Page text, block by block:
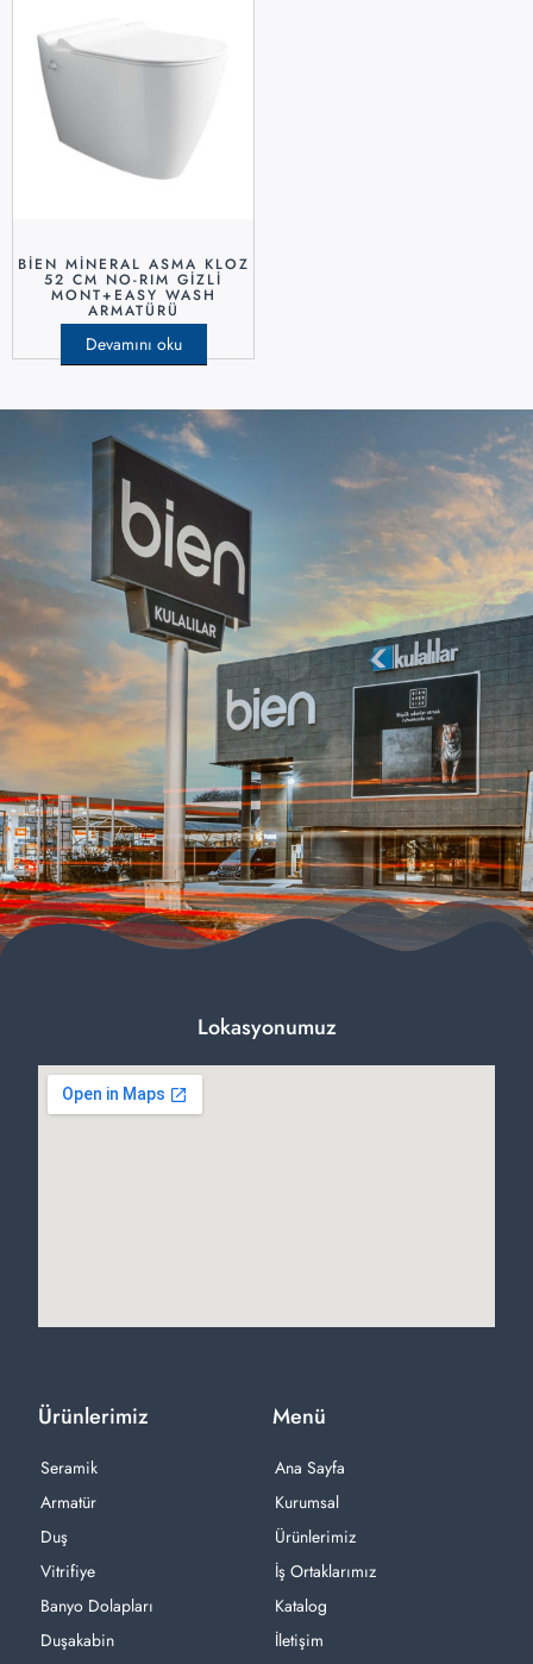
BİEN MİNERAL ASMA KLOZ
52 CM NO-RIM GİZLİ
MONT+EASY WASH
ARMATÜRÜ
Devamını oku
Menü
Ana Sayfa
Kurumsal
Ürünlerimiz
İş Ortaklarımız
Katalog
İletişim
Ürünlerimiz
Seramik
Armatür
Duş
Vitrifiye
Banyo Dolapları
Duşakabin
Lokasyonumuz